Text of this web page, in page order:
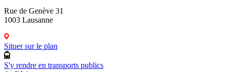
Rue de Genève 31
1003 Lausanne
Situer sur le plan
S'y rendre en transports publics